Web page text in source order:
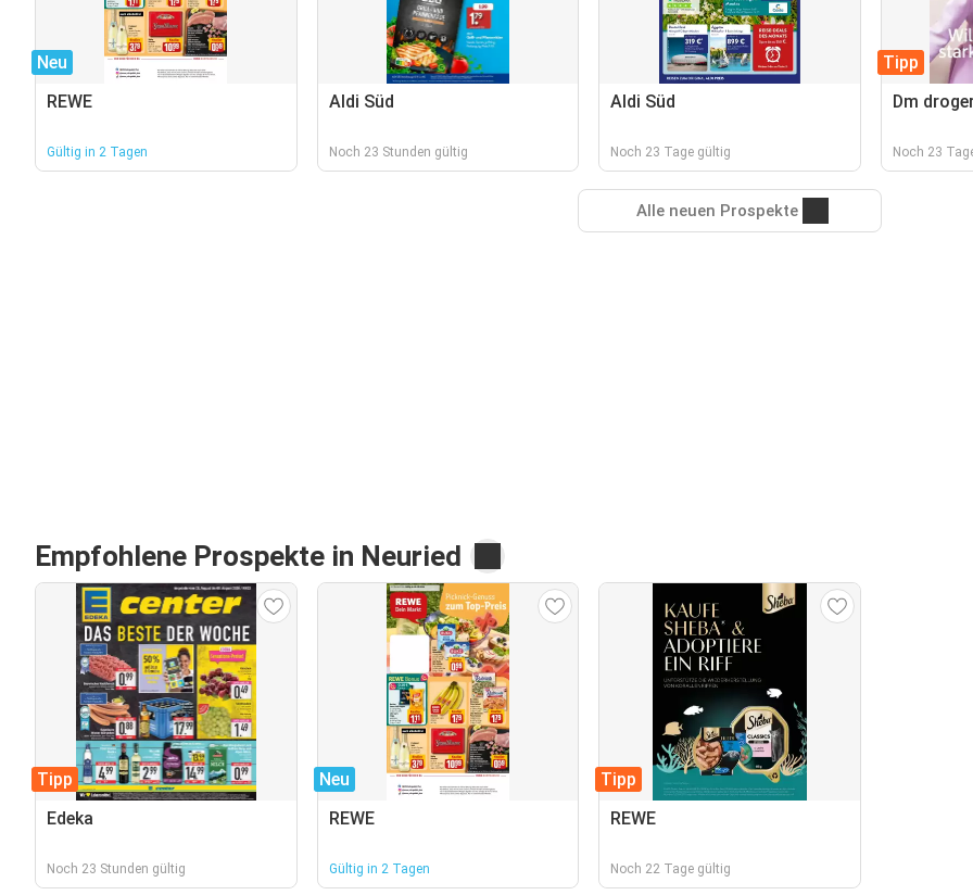
Neu
REWE
Gültig in 2 Tagen
Aldi Süd
Noch 23 Stunden gültig
Aldi Süd
Noch 23 Tage gültig
Tipp
Dm
Noch 23
Alle neuen Prospekte
Empfohlene Prospekte in Neuried
Tipp
Edeka
Noch 23 Stunden gültig
Neu
REWE
Gültig in 2 Tagen
Tipp
REWE
Noch 22 Tage gültig